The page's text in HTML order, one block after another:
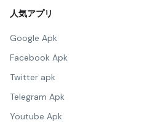
人気アプリ
Google Apk
Facebook Apk
Twitter apk
Telegram Apk
Youtube Apk